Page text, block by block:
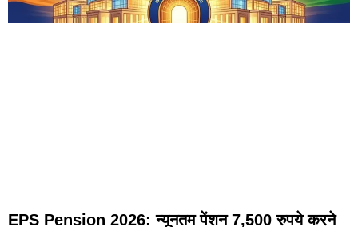
EPS Pension 2026: न्यूनतम पेंशन 7,500 रुपये करने